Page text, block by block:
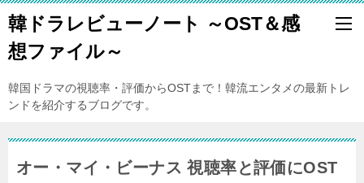
韓ドラレビューノート ～OST＆感
想ファイル～
韓国ドラマの視聴率・評価からOSTまで！韓流エンタメの最新トレ
ンドを紹介するブログです。
オー・マイ・ビーナス 視聴率と評価にOST